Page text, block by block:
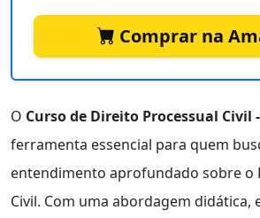
Comprar na
O Curso de Direito Processual Civil -
ferramenta essencial para quem
entendimento aprofundado sobre o
Civil. Com uma abordagem didática,